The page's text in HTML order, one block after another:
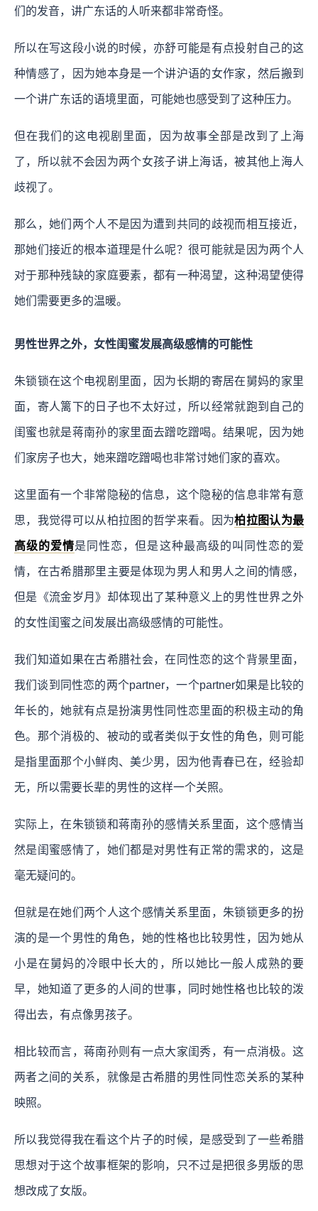
们的发音，讲广东话的人听来都非常奇怪。
所以在写这段小说的时候，亦舒可能是有点投射自己的这
种情感了，因为她本身是一个讲沪语的女作家，然后搬到
一个讲广东话的语境里面，可能她也感受到了这种压力。
但在我们的这电视剧里面，因为故事全部是改到了上海
了，所以就不会因为两个女孩子讲上海话，被其他上海人
歧视了。
那么，她们两个人不是因为遭到共同的歧视而相互接近，
那她们接近的根本道理是什么呢？很可能就是因为两个人
对于那种残缺的家庭要素，都有一种渴望，这种渴望使得
她们需要更多的温暖。
男性世界之外，女性闺蜜发展高级感情的可能性
朱锁锁在这个电视剧里面，因为长期的寄居在舅妈的家里
面，寄人篱下的日子也不太好过，所以经常就跑到自己的
闺蜜也就是蒋南孙的家里面去蹭吃蹭喝。结果呢，因为她
们家房子也大，她来蹭吃蹭喝也非常讨她们家的喜欢。
这里面有一个非常隐秘的信息，这个隐秘的信息非常有意
思，我觉得可以从柏拉图的哲学来看。因为柏拉图认为最
高级的爱情是同性恋，但是这种最高级的叫同性恋的爱
情，在古希腊那里主要是体现为男人和男人之间的情感，
但是《流金岁月》却体现出了某种意义上的男性世界之外
的女性闺蜜之间发展出高级感情的可能性。
我们知道如果在古希腊社会，在同性恋的这个背景里面，
我们谈到同性恋的两个partner，一个partner如果是比较的
年长的，她就有点是扮演男性同性恋里面的积极主动的角
色。那个消极的、被动的或者类似于女性的角色，则可能
是指里面那个小鲜肉、美少男，因为他青春已在，经验却
无，所以需要长辈的男性的这样一个关照。
实际上，在朱锁锁和蒋南孙的感情关系里面，这个感情当
然是闺蜜感情了，她们都是对男性有正常的需求的，这是
毫无疑问的。
但就是在她们两个人这个感情关系里面，朱锁锁更多的扮
演的是一个男性的角色，她的性格也比较男性，因为她从
小是在舅妈的冷眼中长大的，所以她比一般人成熟的要
早，她知道了更多的人间的世事，同时她性格也比较的泼
得出去，有点像男孩子。
相比较而言，蒋南孙则有一点大家闺秀，有一点消极。这
两者之间的关系，就像是古希腊的男性同性恋关系的某种
映照。
所以我觉得我在看这个片子的时候，是感受到了一些希腊
思想对于这个故事框架的影响，只不过是把很多男版的思
想改成了女版。